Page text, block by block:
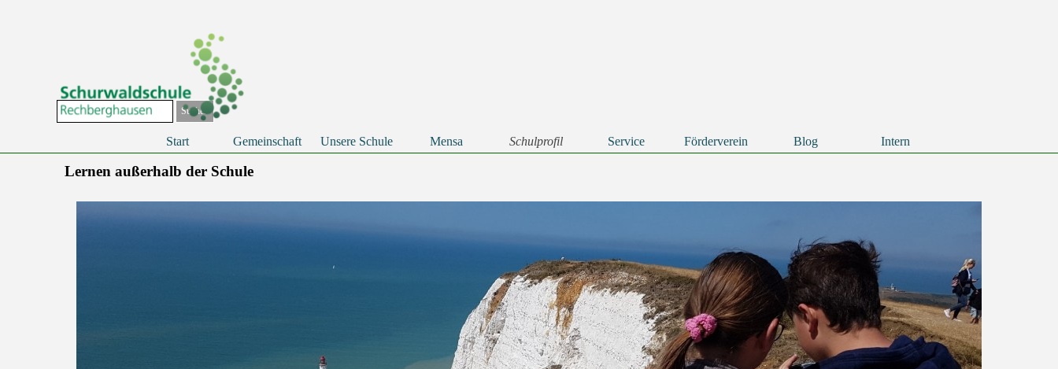
Menü überspringen
Start Gemeinschaft ▼
Unsere Schule ▼
Mensa Schulprofil ▼
Service ▼
Förderverein Blog Intern
Suchen
Lernen außerhalb der Schule